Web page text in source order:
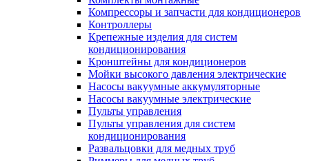
Компрессоры и запчасти для кондиционеров
Контроллеры
Крепежные изделия для систем
кондиционирования
Кронштейны для кондиционеров
Мойки высокого давления электрические
Насосы вакуумные аккумуляторные
Насосы вакуумные электрические
Пульты управления
Пульты управления для систем
кондиционирования
Развальцовки для медных труб